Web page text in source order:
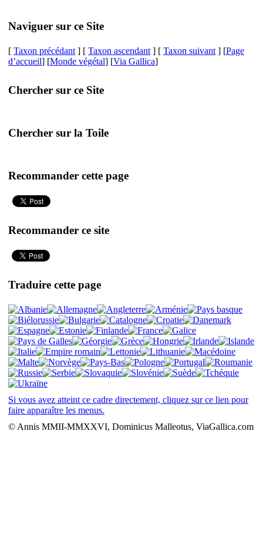
Naviguer sur ce Site
[ Taxon précédant ] [ Taxon ascendant ] [ Taxon suivant ] [Page
d’accueil] [Monde végétal] [Via Gallica]
Chercher sur ce Site
Chercher sur la Toile
Recommander cette page
Recommander ce site
Traduire cette page
Si vous avez atteint ce cadre directement, cliquez sur ce lien pour
faire apparaître les menus.
© Annis MMII-MMXXVI, Dominicus Malleotus, ViaGallica.com